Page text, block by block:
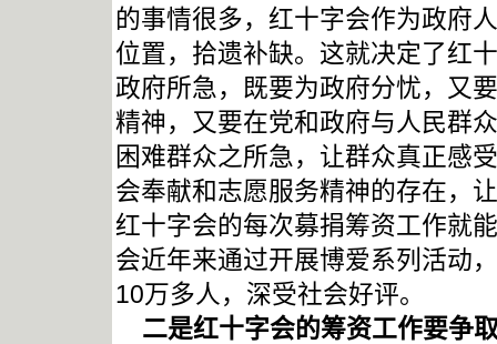
的事情很多，红十字会作为政府
位置，拾遗补缺。这就决定了红
政府所急，既要为政府分忧，又
精神，又要在党和政府与人民群
困难群众之所急，让群众真正感
会奉献和志愿服务精神的存在，
红十字会的每次募捐筹资工作就
会近年来通过开展博爱系列活动
10万多人，深受社会好评。
二是红十字会的筹资工作要争